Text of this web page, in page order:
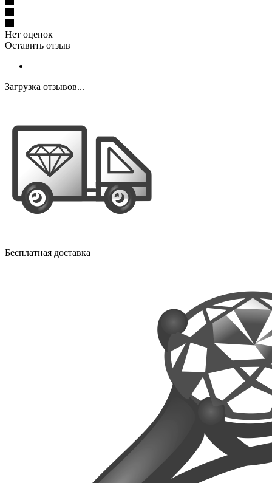
Нет оценок
Оставить отзыв
Загрузка отзывов...
Бесплатная доставка